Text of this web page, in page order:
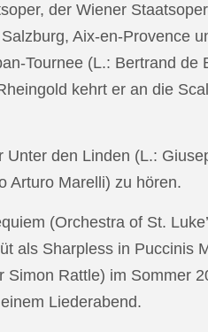
der Wiener
Aix-en-Provence
Tournee (L.: Bertrand
kehrt er an die
den Linden (L.:
Arturo Marelli) zu hören.
(Orchestra of St.
als Sharpless in Puccinis
Rattle) im Sommer
Liederabend.